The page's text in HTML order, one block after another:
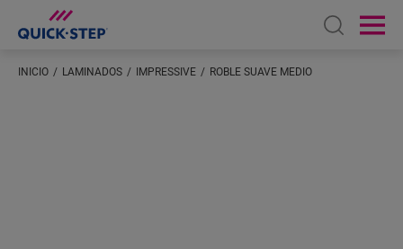
Open
INICIO LAMINADOS IMPRESSIVE ROBLE SUAVE MEDIO